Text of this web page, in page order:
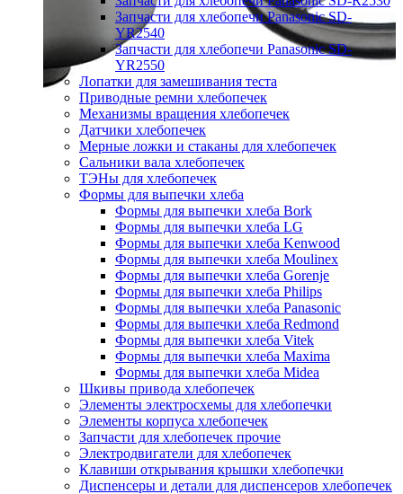
Запчасти для хлебопечи Panasonic SD-
YR2540
Запчасти для хлебопечи Panasonic SD-
YR2550
Лопатки для замешивания теста
Приводные ремни хлебопечек
Механизмы вращения хлебопечек
Датчики хлебопечек
Мерные ложки и стаканы для хлебопечек
Сальники вала хлебопечек
ТЭНы для хлебопечек
Формы для выпечки хлеба
Формы для выпечки хлеба Bork
Формы для выпечки хлеба LG
Формы для выпечки хлеба Kenwood
Формы для выпечки хлеба Moulinex
Формы для выпечки хлеба Gorenje
Формы для выпечки хлеба Philips
Формы для выпечки хлеба Panasonic
Формы для выпечки хлеба Redmond
Формы для выпечки хлеба Vitek
Формы для выпечки хлеба Maxima
Формы для выпечки хлеба Midea
Шкивы привода хлебопечек
Элементы электросхемы для хлебопечки
Элементы корпуса хлебопечек
Запчасти для хлебопечек прочие
Электродвигатели для хлебопечек
Клавиши открывания крышки хлебопечки
Диспенсеры и детали для диспенсеров хлебопечек